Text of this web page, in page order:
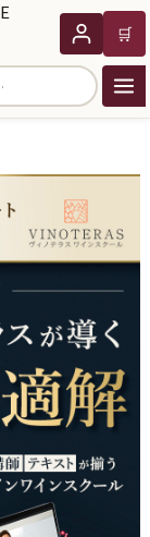
🛒